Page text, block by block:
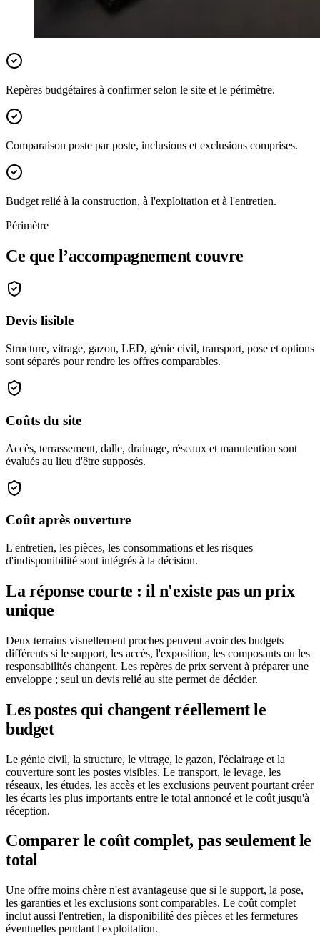
Repères budgétaires à confirmer selon le site et le périmètre.
Comparaison poste par poste, inclusions et exclusions comprises.
Budget relié à la construction, à l'exploitation et à l'entretien.
Périmètre
Ce que l’accompagnement couvre
Devis lisible
Structure, vitrage, gazon, LED, génie civil, transport, pose et options
sont séparés pour rendre les offres comparables.
Coûts du site
Accès, terrassement, dalle, drainage, réseaux et manutention sont
évalués au lieu d'être supposés.
Coût après ouverture
L'entretien, les pièces, les consommations et les risques
d'indisponibilité sont intégrés à la décision.
La réponse courte : il n'existe pas un prix
unique
Deux terrains visuellement proches peuvent avoir des budgets
différents si le support, les accès, l'exposition, les composants ou les
responsabilités changent. Les repères de prix servent à préparer une
enveloppe ; seul un devis relié au site permet de décider.
Les postes qui changent réellement le
budget
Le génie civil, la structure, le vitrage, le gazon, l'éclairage et la
couverture sont les postes visibles. Le transport, le levage, les
réseaux, les études, les accès et les exclusions peuvent pourtant créer
les écarts les plus importants entre le total annoncé et le coût jusqu'à
réception.
Comparer le coût complet, pas seulement le
total
Une offre moins chère n'est avantageuse que si le support, la pose,
les garanties et les exclusions sont comparables. Le coût complet
inclut aussi l'entretien, la disponibilité des pièces et les fermetures
éventuelles pendant l'exploitation.